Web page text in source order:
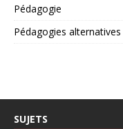
Pédagogie
Pédagogies alternatives
SUJETS